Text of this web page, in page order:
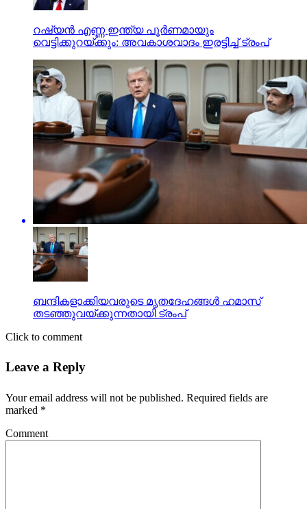
റഷ്യന്‍ എണ്ണ ഇന്ത്യ പൂര്‍ണമായും
വെട്ടിക്കുറയ്ക്കും: അവകാശവാദം ഇരട്ടിച്ച് ട്രംപ്
ബന്ദികളാക്കിയവരുടെ മൃതദേഹങ്ങള്‍ ഹമാസ്
തടഞ്ഞുവയ്ക്കുന്നതായി ട്രംപ്
Click to comment
Leave a Reply
Your email address will not be published. Required fields are
marked *
Comment